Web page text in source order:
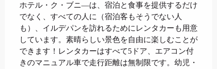
ホテル・ク・ブニ―は、宿泊と食事を提供するだけ
でなく、すべての人に（宿泊客もそうでない人
も）、イルデパンを訪れるためにレンタカーも用意
しています。素晴らしい景色を自由に楽しむことが
できます！レンタカーはすべて5ドア、エアコン付
きのマニュアル車で走行距離は無制限です。幼児・